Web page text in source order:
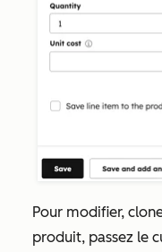
Pour modifier,
produit, passez le